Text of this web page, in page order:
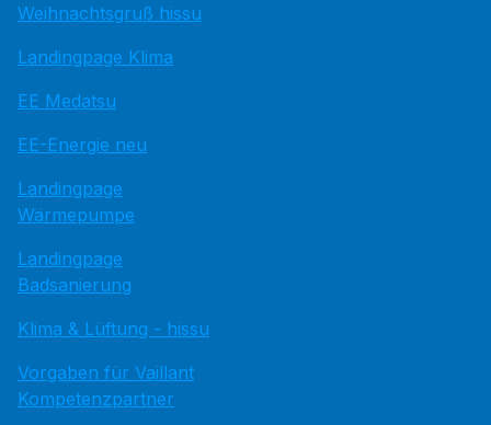
Weihnachtsgruß hissu
Landingpage Klima
EE Medatsu
EE-Energie neu
Landingpage
Wärmepumpe
Landingpage
Badsanierung
Klima & Lüftung - hissu
Vorgaben für Vaillant
Kompetenzpartner